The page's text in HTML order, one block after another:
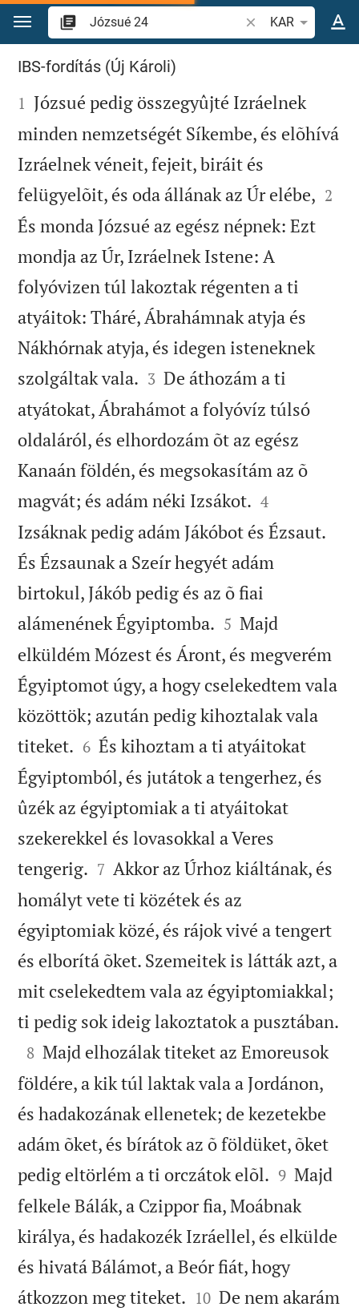
Ugrás a tartalomra
Igevers vagy szó
KAR
Józsué 24
IBS-fordítás (Új Károli)

1 Józsué pedig összegyûjté Izráelnek
minden nemzetségét Síkembe, és elõhívá
Izráelnek véneit, fejeit, biráit és
felügyelõit, és oda állának az Úr elébe, 

2
És monda Józsué az egész népnek: Ezt
mondja az Úr, Izráelnek Istene: A
folyóvizen túl lakoztak régenten a ti
atyáitok: Tháré, Ábrahámnak atyja és
Nákhórnak atyja, és idegen isteneknek
szolgáltak vala. 

3 De áthozám a ti
atyátokat, Ábrahámot a folyóvíz túlsó
oldaláról, és elhordozám õt az egész
Kanaán földén, és megsokasítám az õ
magvát; és adám néki Izsákot. 

4
Izsáknak pedig adám Jákóbot és Ézsaut.
És Ézsaunak a Szeír hegyét adám
birtokul, Jákób pedig és az õ fiai
alámenének Égyiptomba. 

5 Majd
elküldém Mózest és Áront, és megverém
Égyiptomot úgy, a hogy cselekedtem vala
közöttök; azután pedig kihoztalak vala
titeket. 

6 És kihoztam a ti atyáitokat
Égyiptomból, és jutátok a tengerhez, és
ûzék az égyiptomiak a ti atyáitokat
szekerekkel és lovasokkal a Veres
tengerig. 

7 Akkor az Úrhoz kiáltának, és
homályt vete ti közétek és az
égyiptomiak közé, és rájok vivé a tengert
és elborítá õket. Szemeitek is látták azt, a
mit cselekedtem vala az égyiptomiakkal;
ti pedig sok ideig lakoztatok a pusztában.

8 Majd elhozálak titeket az Emoreusok
földére, a kik túl laktak vala a Jordánon,
és hadakozának ellenetek; de kezetekbe
adám õket, és bírátok az õ földüket, õket
pedig eltörlém a ti orczátok elõl. 

9 Majd
felkele Bálák, a Czippor fia, Moábnak
királya, és hadakozék Izráellel, és elkülde
és hivatá Bálámot, a Beór fiát, hogy
átkozzon meg titeket. 

10 De nem akarám